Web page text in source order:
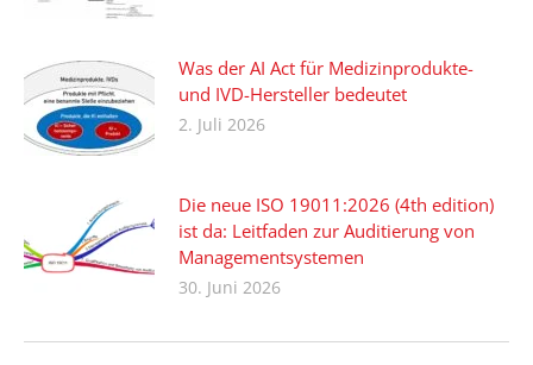
Was der AI Act für Medizinprodukte-
und IVD-Hersteller bedeutet
2. Juli 2026
Die neue ISO 19011:2026 (4th edition)
ist da: Leitfaden zur Auditierung von
Managementsystemen
30. Juni 2026